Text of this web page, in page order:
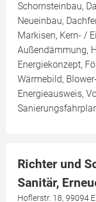
Schornsteinbau,
Neueinbau,
Markisen, Kern- /
Außendämmung,
Energiekonzept,
Wärmebild,
Energieausweis,
Richter und
Sanitär,
Hoflerstr. 18, 99094